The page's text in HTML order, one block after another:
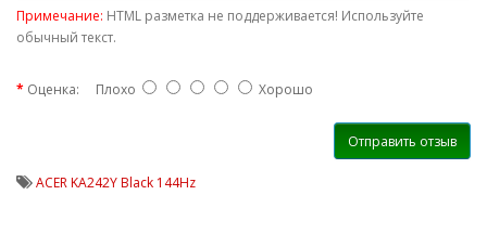
Примечание: HTML разметка не поддерживается! Используйте
обычный текст.
Оценка: Плохо Хорошо
Отправить отзыв
ACER KA242Y Black 144Hz